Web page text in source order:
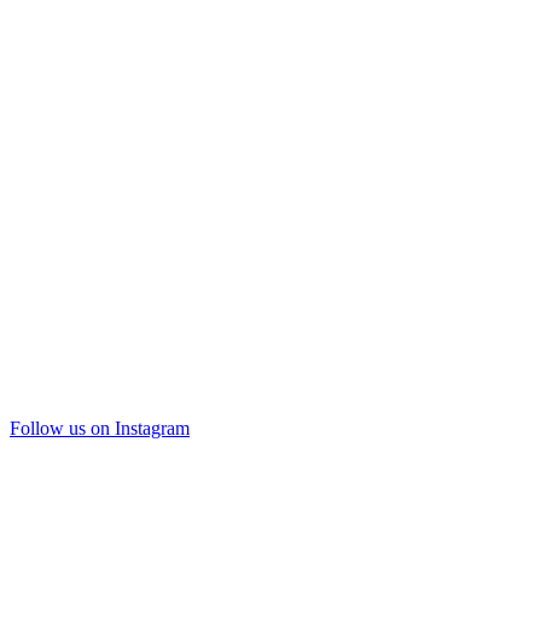
Follow us on Instagram